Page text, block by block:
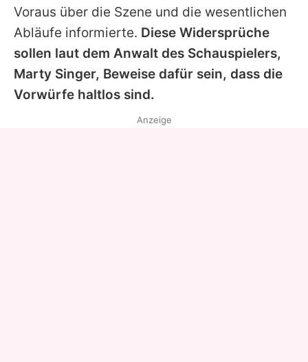
Utiq verwalten
Voraus über die Szene und die wesentlichen
Abläufe informierte. Diese Widersprüche
sollen laut dem Anwalt des Schauspielers,
Marty Singer, Beweise dafür sein, dass die
Vorwürfe haltlos sind.
Anzeige